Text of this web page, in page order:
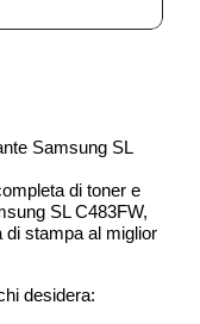
Samsung SL
di toner e
SL C483FW,
di stampa al miglior
desidera: